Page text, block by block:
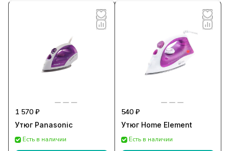
1 570 ₽
Утюг Panasonic
Есть в наличии
540 ₽
Утюг Home Element
Есть в наличии